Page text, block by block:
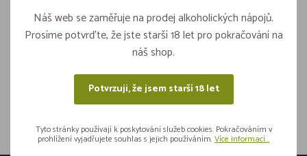
Vložit do košíku
Sdílejte na sítích
Náš web se zaměřuje na prodej alkoholických nápojů.
Prosíme potvrďte, že jste starší 18 let pro pokračování na
náš shop.
Potvrzuji, že jsem starší 18 let
Tyto stránky používají k poskytování služeb cookies. Pokračováním v
prohlížení vyjadřujete souhlas s jejich používáním.Více informací...